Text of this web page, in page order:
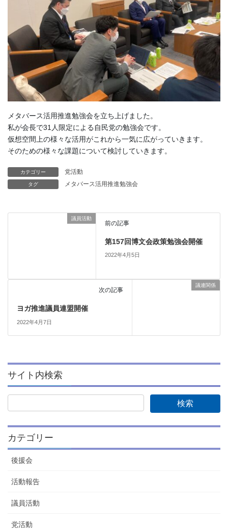
メタバース活用推進勉強会を立ち上げました。
私が会長で31人限定による自民党の勉強会です。
仮想空間上の様々な活用がこれから一気に広がっていきます。
そのための様々な課題について検討していきます。
カテゴリー 党活動
タグ メタバース活用推進勉強会
議員活動
前の記事
第157回博文会政策勉強会開催
2022年4月5日
議連関係
次の記事
ヨガ推進議員連盟開催
2022年4月7日
サイト内検索
カテゴリー
後援会
活動報告
議員活動
党活動